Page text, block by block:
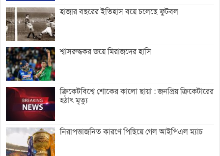
হাজার বছরের ইতিহাস বয়ে চলেছে ফুটবল
শ্বাসরুদ্ধকর জয়ে মিরাজদের হাসি
ক্রিকেটবিশ্বে শোকের কালো ছায়া : জনপ্রিয় ক্রিকেটারের
হঠাৎ মৃত্যু
নিরাপত্তাজনিত কারণে পিছিয়ে গেল আইপিএল ম্যাচ